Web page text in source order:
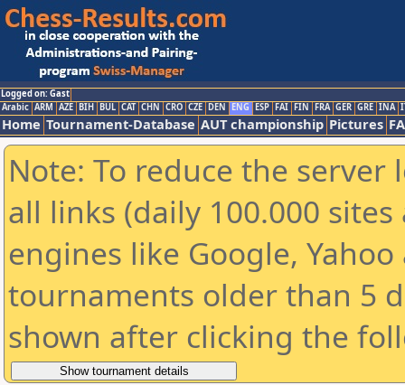
Logged on: Gast
Arabic ARM AZE BIH BUL CAT CHN CRO CZE DEN ENG ESP FAI FIN FRA GER GRE INA
Home Tournament-Database AUT championship Pictures
Note: To reduce the
all links (daily 100.000
engines like Google,
tournaments older than 5
shown after clicking the